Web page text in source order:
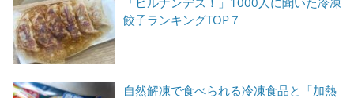
餃子ランキングTOP７
自然解凍で食べられる冷凍食品と「加熱